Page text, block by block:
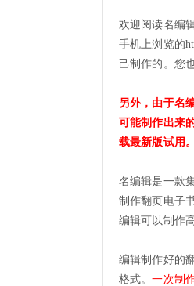
欢迎阅读名编
手机上浏览的
己制作的。您
另外，由于名
可能制作出来
载最新版试用。
名编辑是一款
制作翻页电子
编辑可以制作
编辑制作好的
格式。一次制